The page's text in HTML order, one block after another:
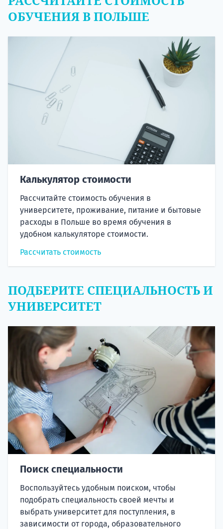
ОБУЧЕНИЯ В ПОЛЬШЕ
Калькулятор стоимости
Рассчитайте стоимость обучения в
университете, проживание, питание и бытовые
расходы в Польше во время обучения в
удобном калькуляторе стоимости.
Рассчитать стоимость
ПОДБЕРИТЕ СПЕЦИАЛЬНОСТЬ И
УНИВЕРСИТЕТ
Поиск специальности
Воспользуйтесь удобным поиском, чтобы
подобрать специальность своей мечты и
выбрать университет для поступления, в
зависимости от города, образовательного